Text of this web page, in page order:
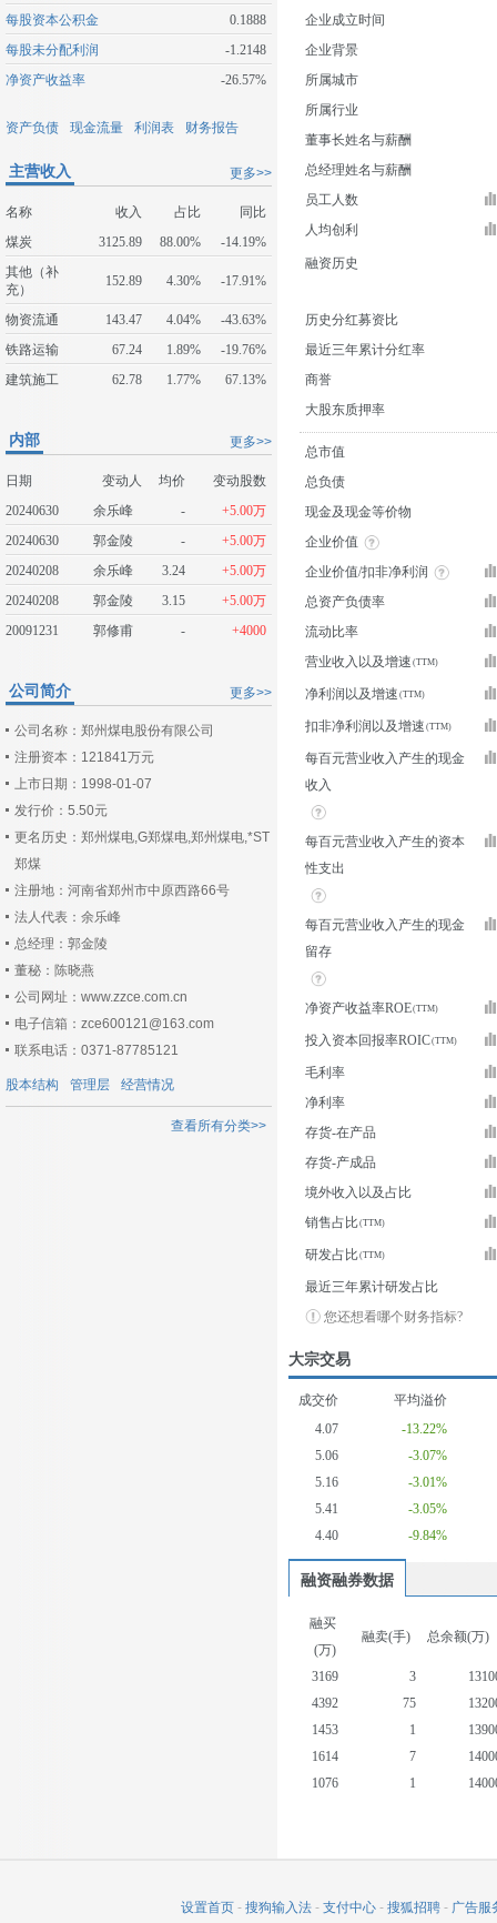
每股资本公积金
0.1888
每股未分配利润
-1.2148
净资产收益率
-26.57%
资产负债 现金流量 利润表 财务报告
更多>>
主营收入
名称 收入 占比
同比
煤炭
3125.89 88.00%
-14.19%
其他（补
充）
152.89 4.30% -17.91%
物资流通 143.47 4.04%
-43.63%
铁路运输
67.24 1.89%
-19.76%
建筑施工
62.78 1.77% 67.13%
更多>>
内部
日期 变动人 均价
变动股数
20240630
余乐峰 -
+5.00万
20240630
郭金陵 -
+5.00万
20240208
余乐峰 3.24
+5.00万
20240208
郭金陵 3.15
+5.00万
20091231
郭修甫 - +4000
更多>>
公司简介
公司名称：郑州煤电股份有限公司
注册资本：121841万元
上市日期：1998-01-07
发行价：5.50元
更名历史：郑州煤电,G郑煤电,郑州煤电,*ST
郑煤
注册地：河南省郑州市中原西路66号
法人代表：余乐峰
总经理：郭金陵
董秘：陈晓燕
公司网址：www.zzce.com.cn
电子信箱：zce600121@163.com
联系电话：0371-87785121
股本结构 管理层 经营情况
查看所有分类>>
企业成立时间
企业背景
所属城市
所属行业
董事长姓名与薪酬
总经理姓名与薪酬
员工人数
人均创利
融资历史
历史分红募资比
最近三年累计分红率
商誉
大股东质押率
总市值
总负债
现金及现金等价物
企业价值
企业价值/扣非净利润
总资产负债率
流动比率
营业收入以及增速
净利润以及增速
扣非净利润以及增速
每百元营业收入产生的现金
收入
每百元营业收入产生的资本
性支出
每百元营业收入产生的现金
留存
净资产收益率ROE
投入资本回报率ROIC
毛利率
净利率
存货-在产品
存货-产成品
境外收入以及占比
销售占比
研发占比
最近三年累计研发占比
您还想看哪个财务指标?
大宗交易
成交价
平均溢价
4.07
-13.22%
5.06
-3.07%
5.16
-3.01%
5.41
-3.05%
4.40
-9.84%
融资融券数据
融买
(万)
融卖(手) 总余额(万)
3169 3
4392
75
1453
1
1614
7
1076
1
1583
10
1118
18
设置首页 - 搜狗输入法 - 支付中心 - 搜狐招聘 - 广告服